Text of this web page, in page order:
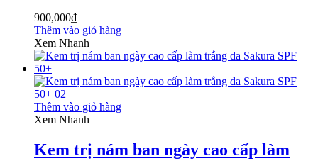
900,000₫
Thêm vào giỏ hàng
Xem Nhanh
Thêm vào giỏ hàng
Xem Nhanh
Kem trị nám ban ngày cao cấp làm